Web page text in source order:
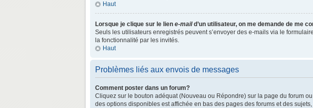
Haut
Lorsque je clique sur le lien e-maild’un utilisateur, on me demande de me
Seuls les utilisateurs enregistrés peuvent s’envoyer des e-mails via le
la fonctionnalité par les invités.
Haut
Problèmes liés aux envois de messages
Comment poster dans un forum?
Cliquez sur le bouton adéquat (Nouveau ou Répondre) sur la page du forum
des options disponibles est affichée en bas des pages des forums et des